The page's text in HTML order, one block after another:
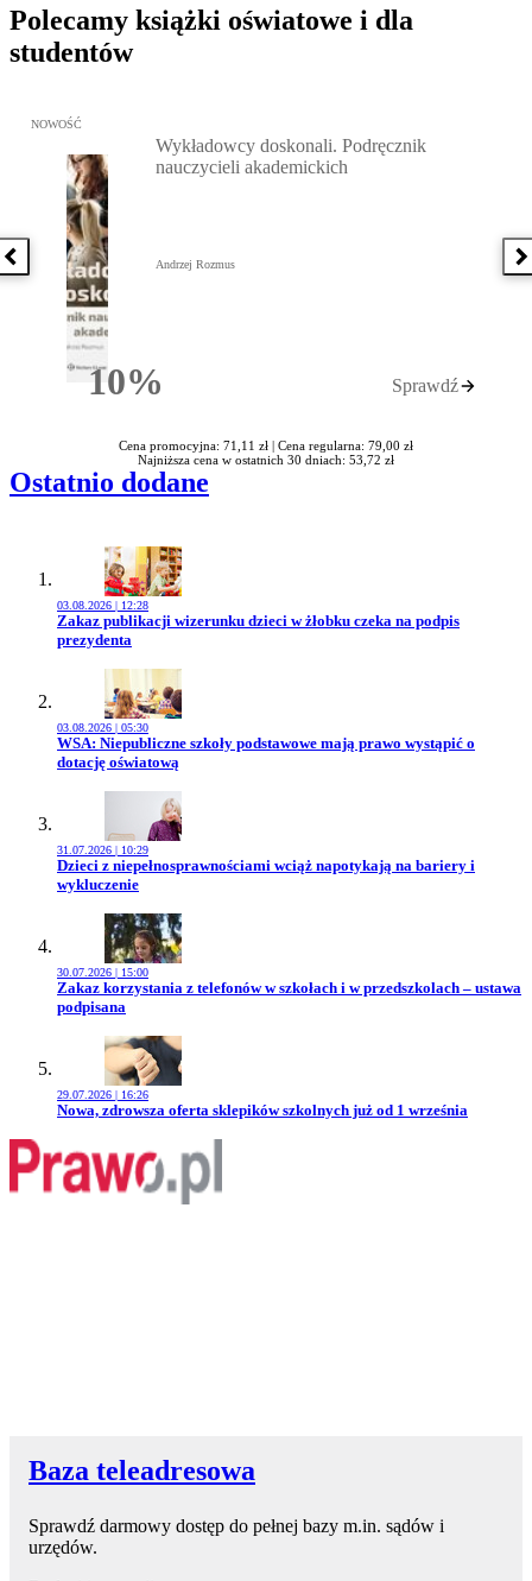
Polecamy książki oświatowe i dla
studentów
Poprzednia książka
Przejdź do: Wykładowcy doskonali. Podręcznik nauczycieli
NOWOŚĆ
10%Rabatu
Wykładowcy doskonali. Podręcznik
nauczycieli akademickich
Andrzej Rozmus
Sprawdź
Cena promocyjna: 71,11 zł | Cena regularna: 79,00 zł
Najniższa cena w ostatnich 30 dniach: 53,72 zł
Ostatnio dodane
03.08.2026 | 12:28
Przejdź do artykułu:
Zakaz publikacji wizerunku dzieci w żłobku czeka na podpis
prezydenta
03.08.2026 | 05:30
Przejdź do artykułu:
WSA: Niepubliczne szkoły podstawowe mają prawo wystąpić o
dotację oświatową
31.07.2026 | 10:29
Przejdź do artykułu:
Dzieci z niepełnosprawnościami wciąż napotykają na bariery i
wykluczenie
30.07.2026 | 15:00
Przejdź do artykułu:
Zakaz korzystania z telefonów w szkołach i w przedszkolach – ustawa
podpisana
29.07.2026 | 16:26
Przejdź do artykułu:
Nowa, zdrowsza oferta sklepików szkolnych już od 1 września
Baza teleadresowa
Sprawdź darmowy dostęp do pełnej bazy m.in. sądów i
urzędów.